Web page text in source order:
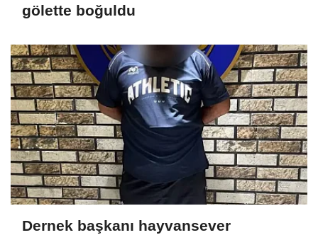
gölette boğuldu
Dernek başkanı hayvansever